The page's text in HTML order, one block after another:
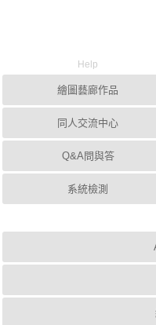
Help
繪圖藝廊作品
同人交流中心
Q&A問與答
系統檢測